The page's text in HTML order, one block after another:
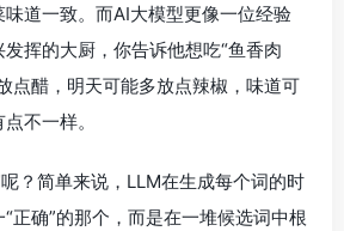
道一致。而AI大模型更像一位经验
挥的大厨，你告诉他想吃“鱼香肉
点醋，明天可能多放点辣椒，味道可
不一样。
？简单来说，LLM在生成每个词的时
正确”的那个，而是在一堆候选词中根